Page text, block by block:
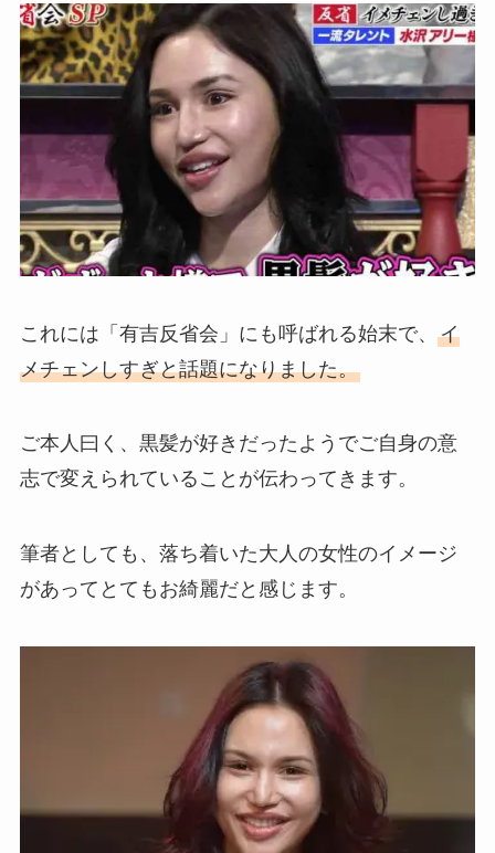
これには「有吉反省会」にも呼ばれる始末で、 イ
メチェンしすぎと話題になりました。
ご本人曰く、黒髪が好きだったようでご自身の意
志で変えられていることが伝わってきます。
筆者としても、落ち着いた大人の女性のイメージ
があってとてもお綺麗だと感じます。